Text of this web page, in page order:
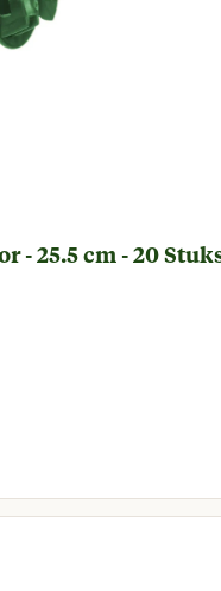
- 25.5 cm - 20